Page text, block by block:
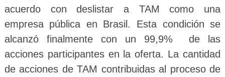
acuerdo con deslistar a TAM como una
empresa pública en Brasil. Esta condición se
alcanzó finalmente con un 99,9% de las
acciones participantes en la oferta. La cantidad
de acciones de TAM contribuidas al proceso de